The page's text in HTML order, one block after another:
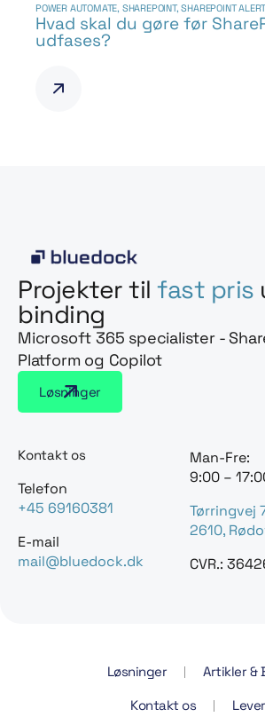
POWER AUTOMATE, SHAREPOINT,SHAREPOINT
Hvad skal du gøre før
udfases?
Projekter til fast pris
binding
Microsoft 365 specialister -
Platform og Copilot
Løsninger
Kontakt os
Telefon
+45 69160381
E-mail
mail@bluedock.dk
Man-Fre:
9:00 –
Tørringvej
2610,
CVR.:
Løsninger Artikler &
Kontakt os